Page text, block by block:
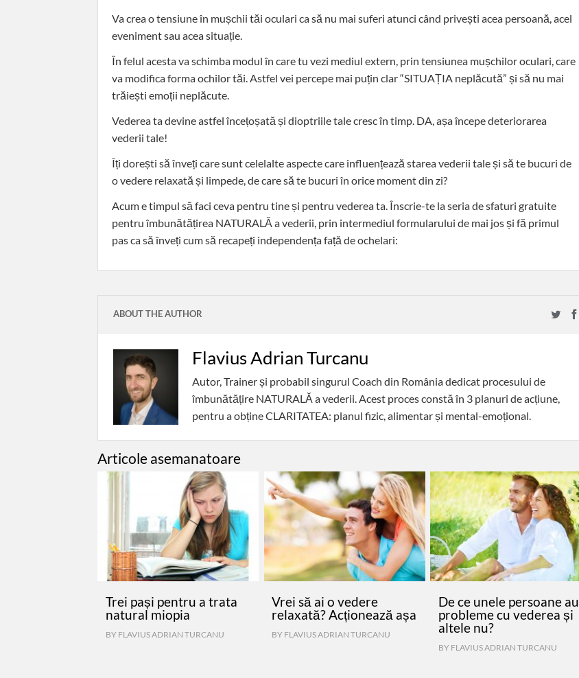
Va crea o tensiune în mușchii tăi oculari ca să nu mai suferi atunci când privești acea persoană, acel
eveniment sau acea situație.
În felul acesta va schimba modul în care tu vezi mediul extern, prin tensiunea mușchilor oculari, care
va modifica forma ochilor tăi. Astfel vei percepe mai puțin clar “SITUAȚIA neplăcută” și să nu mai
trăiești emoții neplăcute.
Vederea ta devine astfel încețoșată și dioptriile tale cresc în timp. DA, așa începe deteriorarea
vederii tale!
Îți dorești să înveți care sunt celelalte aspecte care influențează starea vederii tale și să te bucuri de
o vedere relaxată și limpede, de care să te bucuri în orice moment din zi?
Acum e timpul să faci ceva pentru tine și pentru vederea ta. Înscrie-te la seria de sfaturi gratuite
pentru îmbunătățirea NATURALĂ a vederii, prin intermediul formularului de mai jos și fă primul
pas ca să înveți cum să recapeți independența față de ochelari:
ABOUT THE AUTHOR
Flavius Adrian Turcanu
Autor, Trainer și probabil singurul Coach din România dedicat procesului de
îmbunătățire NATURALĂ a vederii. Acest proces constă în 3 planuri de acțiune,
pentru a obține CLARITATEA: planul fizic, alimentar și mental-emoțional.
Articole asemanatoare
Trei pași pentru a trata
natural miopia
BY FLAVIUS ADRIAN TURCANU
Vrei să ai o vedere
relaxată? Acționează așa
BY FLAVIUS ADRIAN TURCANU
De ce unele persoane au
probleme cu vederea și
altele nu?
BY FLAVIUS ADRIAN TURCANU